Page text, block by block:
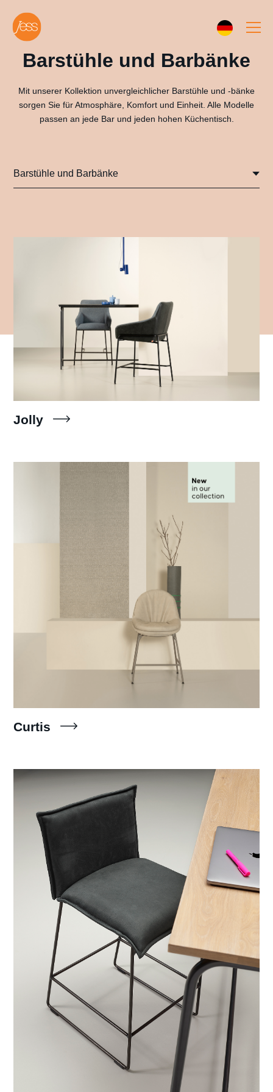
Barstühle und Barbänke
Mit unserer Kollektion unvergleichlicher Barstühle und -bänke
sorgen Sie für Atmosphäre, Komfort und Einheit. Alle Modelle
passen an jede Bar und jeden hohen Küchentisch.
Barstühle und Barbänke
Jolly
Curtis